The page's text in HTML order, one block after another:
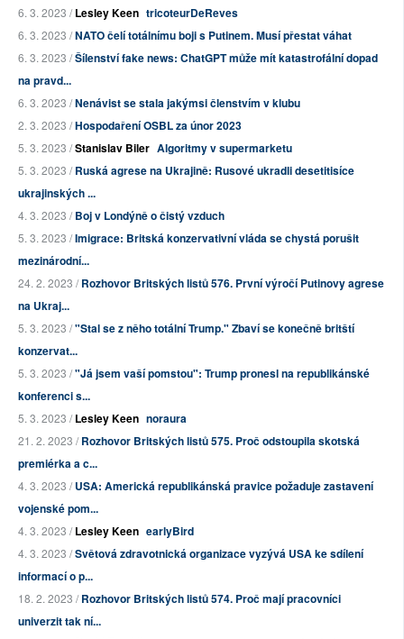
6. 3. 2023 /Lesley Keen tricoteurDeReves
6. 3. 2023 /NATO čelí totálnímu boji s Putinem. Musí přestat váhat
6. 3. 2023 /Šílenství fake news: ChatGPT může mít katastrofální dopad
na pravd...
6. 3. 2023 /Nenávist se stala jakýmsi členstvím v klubu
2. 3. 2023 /Hospodaření OSBL za únor 2023
5. 3. 2023 /Stanislav Biler Algoritmy v supermarketu
5. 3. 2023 /Ruská agrese na Ukrajině: Rusové ukradli desetitisíce
ukrajinských ...
4. 3. 2023 /Boj v Londýně o čistý vzduch
5. 3. 2023 /Imigrace: Britská konzervativní vláda se chystá porušit
mezinárodní...
24. 2. 2023 /Rozhovor Britských listů 576. První výročí Putinovy agrese
na Ukraj...
5. 3. 2023 /"Stal se z něho totální Trump." Zbaví se konečně britští
konzervat...
5. 3. 2023 /"Já jsem vaší pomstou": Trump pronesl na republikánské
konferenci s...
5. 3. 2023 /Lesley Keen noraura
21. 2. 2023 /Rozhovor Britských listů 575. Proč odstoupila skotská
premiérka a c...
4. 3. 2023 /USA: Americká republikánská pravice požaduje zastavení
vojenské pom...
4. 3. 2023 /Lesley Keen earlyBird
4. 3. 2023 /Světová zdravotnická organizace vyzývá USA ke sdílení
informací o p...
18. 2. 2023 /Rozhovor Britských listů 574. Proč mají pracovníci
univerzit tak ní...